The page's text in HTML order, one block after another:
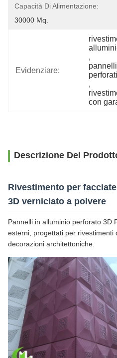
Capacità Di Alimentazione:
30000 Mq.
Evidenziare:
,
perforati
,
con
Descrizione Del
Rivestimento per
3D verniciato a polvere
Pannelli in alluminio perforato 3D
esterni, progettati per rivestimenti
decorazioni architettoniche.